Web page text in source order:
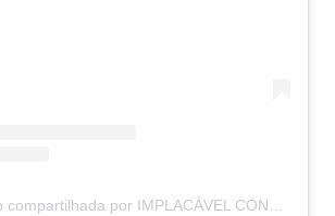
Uma publicação compartilhada por IMPLACÁVEL CONCURSOS (@implacavelconcursos)